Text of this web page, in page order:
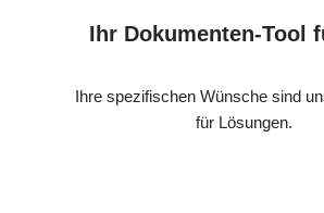
Ihr Dokumenten-Tool
Ihre spezifischen Wünsche sind
für Lösungen.